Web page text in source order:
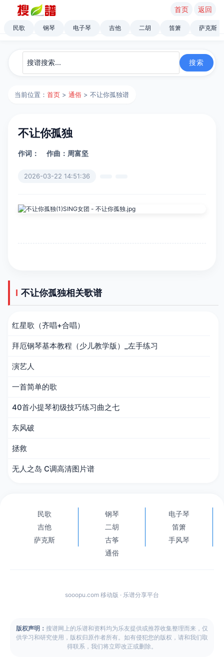
首页 返回
民歌 钢琴 电子琴 吉他 二胡 笛箫 萨克斯
当前位置：首页 >通俗 > 不让你孤独谱
不让你孤独
作词： 作曲：周富坚
2026-03-22 14:51:36
不让你孤独相关歌谱
红星歌（齐唱+合唱）
拜厄钢琴基本教程（少儿教学版）_左手练习
演艺人
一首简单的歌
40首小提琴初级技巧练习曲之七
东风破
拯救
无人之岛 C调高清图片谱
民歌 钢琴
电子琴
吉他
二胡
笛箫
萨克斯
古筝
手风琴
通俗
sooopu.com 移动版 · 乐谱分享平台
版权声明： 搜谱网上的乐谱和资料均为乐友提供或推荐收集整理而来，仅
供学习和研究使用，版权归原作者所有。如有侵犯您的版权，请和我们取
得联系，我们将立即改正或删除。